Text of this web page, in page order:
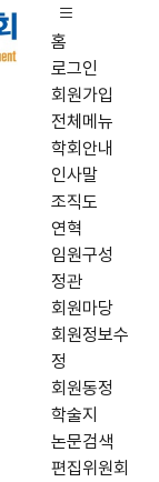
홈
로그인
회원가입
전체메뉴
학회안내
인사말
조직도
연혁
임원구성
정관
회원마당
회원정보수
정
회원동정
학술지
논문검색
편집위원회